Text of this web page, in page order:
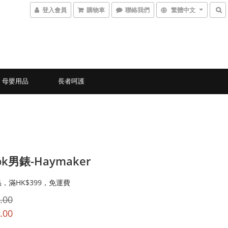
登入會員 購物車 聯絡我們 繁體中文
母嬰用品 長者呵護
男錶-Haymaker
滿HK$399，免運費